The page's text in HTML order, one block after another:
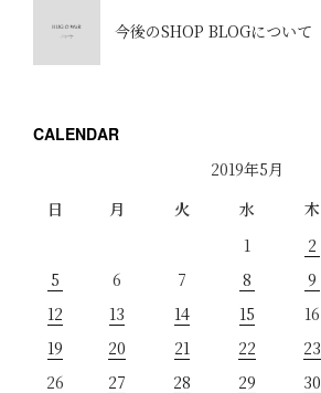
今後のSHOP BLOGについて
CALENDAR
2019年5月
日
月 火 水 木
1
2
5
6 7 8 9
12
13 14 15 16
19
20 21 22 23
26
27 28 29 30